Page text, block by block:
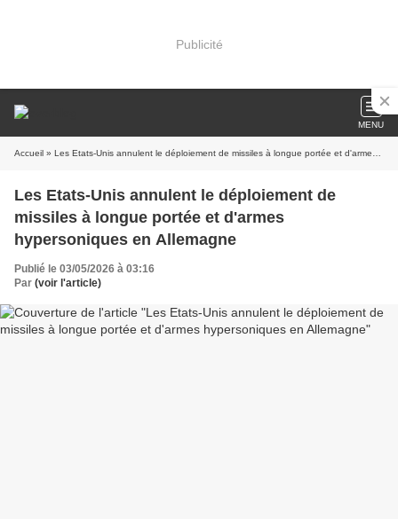
Publicité
MENU
Accueil » Les Etats-Unis annulent le déploiement de missiles à longue portée et d'armes hypersoniques en Allemagne
Les Etats-Unis annulent le déploiement de
missiles à longue portée et d'armes
hypersoniques en Allemagne
Publié le 03/05/2026 à 03:16
Par (voir l'article)